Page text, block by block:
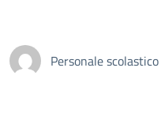
Personale scolastico